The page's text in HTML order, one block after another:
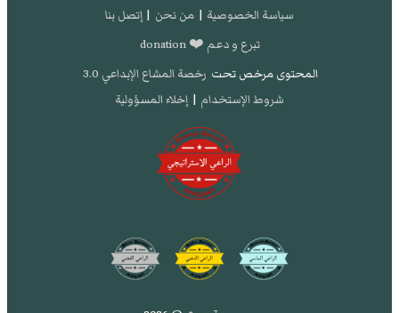
سياسة الخصوصية | من نحن | إتصل بنا
تبرع و دعم ❤️ donation
المحتوى مرخص تحت رخصة المشاع الإبداعي 3.0
شروط الإستخدام | إخلاء المسؤولية